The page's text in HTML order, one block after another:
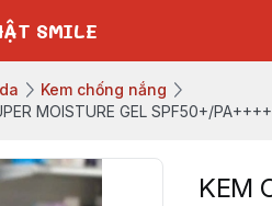
SMILE
Kem chống nắng
MOISTURE GEL SPF50+/
KEM